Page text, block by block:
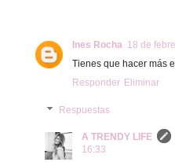
Ines Rocha 18 de
Tienes que hacer más
Responder Eliminar
Respuestas
A TRENDY LIFE
16:33